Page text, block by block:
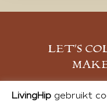
LET’S
LivingHipgebruikt